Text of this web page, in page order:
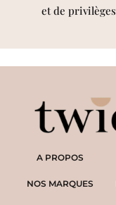
et de privilèges
A PROPOS
NOS MARQUES